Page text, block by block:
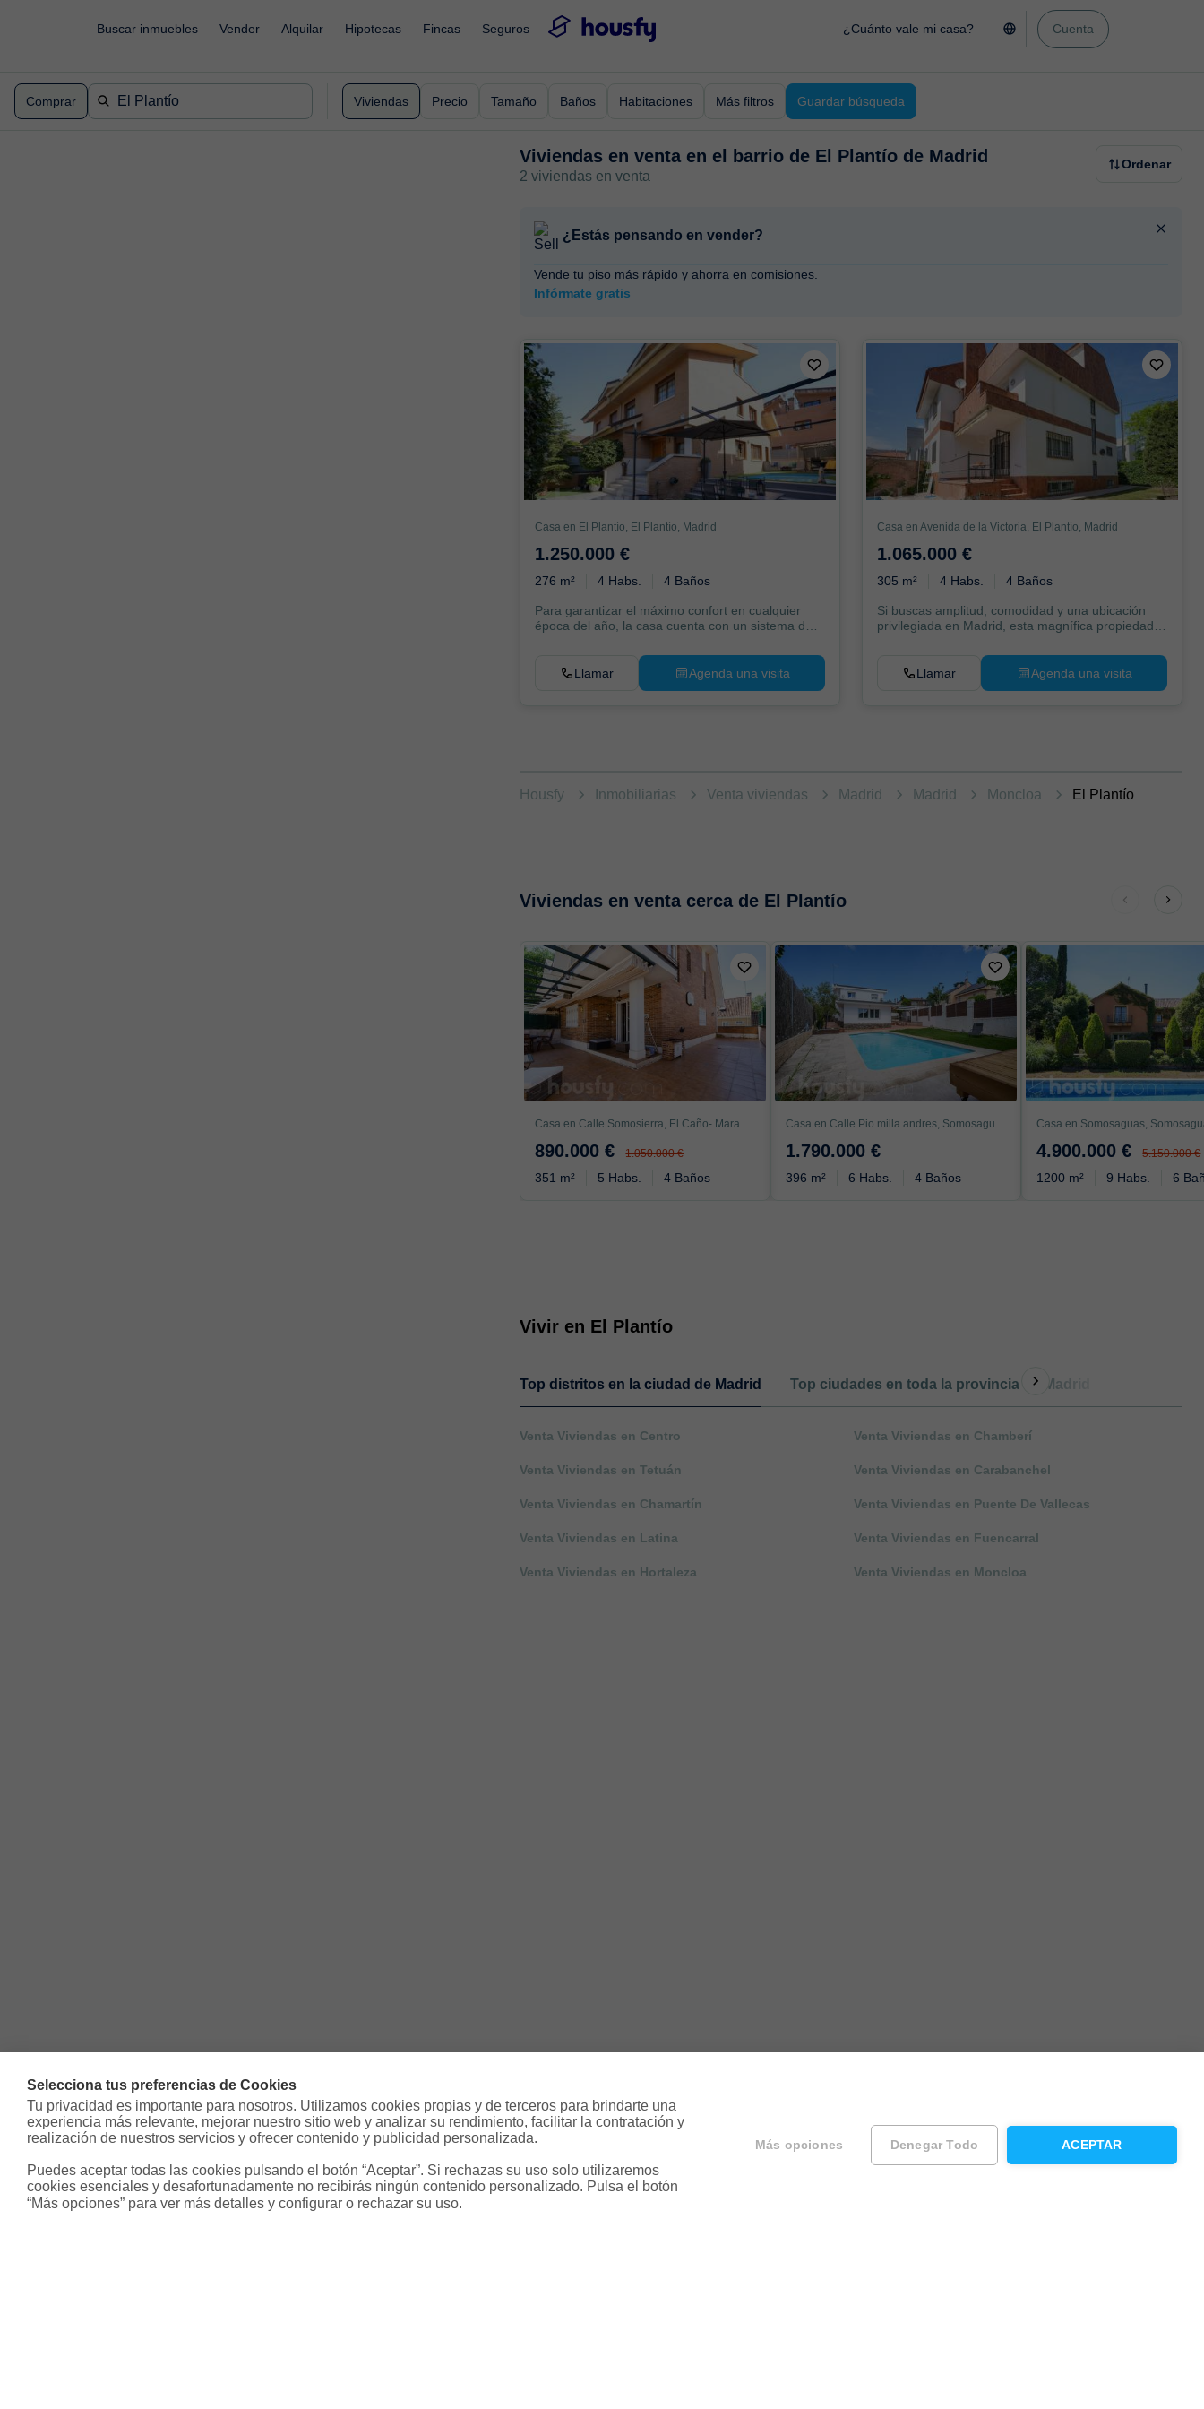
Selecciona tus preferencias de Cookies
Tu privacidad es importante para nosotros. Utilizamos cookies propias y de terceros para brindarte una
experiencia más relevante, mejorar nuestro sitio web y analizar su rendimiento, facilitar la contratación y
realización de nuestros servicios y ofrecer contenido y publicidad personalizada.
Puedes aceptar todas las cookies pulsando el botón “Aceptar”. Si rechazas su uso solo utilizaremos
cookies esenciales y desafortunadamente no recibirás ningún contenido personalizado. Pulsa el botón
“Más opciones” para ver más detalles y configurar o rechazar su uso.
Más opciones Denegar Todo ACEPTAR
Buscar inmuebles Vender Alquilar Hipotecas Fincas Seguros ¿Cuánto vale mi casa? Cuenta
Comprar Viviendas Precio Tamaño Baños Habitaciones Más filtros Guardar búsqueda
Viviendas en venta en el barrio de El Plantío de Madrid
2 viviendas en venta
Ordenar
¿Estás pensando en vender?
Vende tu piso más rápido y ahorra en comisiones.
Infórmate gratis
Casa en El Plantío, El Plantío, Madrid
1.250.000 €
276 m² 4 Habs. 4 Baños
Para garantizar el máximo confort en cualquier
época del año, la casa cuenta con un sistema de
Llamar Agenda una visita
Casa en Avenida de la Victoria, El Plantío, Madrid
1.065.000 €
305 m² 4 Habs. 4 Baños
Si buscas amplitud, comodidad y una ubicación
privilegiada en Madrid, esta magnífica propiedad
Llamar Agenda una visita
Housfy Inmobiliarias Venta viviendas Madrid Madrid Moncloa El Plantío
Viviendas en venta cerca de El Plantío
Casa en Calle Somosierra, El Caño- Maracaibo, Las Rozas de Madrid
890.000 € 1.050.000 €
351 m² 5 Habs. 4 Baños
Casa en Calle Pio milla andres, Somosaguas, Pozuelo de Alarcón
1.790.000 €
396 m² 6 Habs. 4 Baños
4.900.000 € 5.150.000 €
1200 m² 9 Habs. 6
Vivir en El Plantío
Top distritos en la ciudad de Madrid Top ciudades en toda la provincia de Madrid
Venta Viviendas en Centro Venta Viviendas en Chamberí
Venta Viviendas en Tetuán Venta Viviendas en Carabanchel
Venta Viviendas en Chamartín Venta Viviendas en Puente De Vallecas
Venta Viviendas en Latina Venta Viviendas en Fuencarral
Venta Viviendas en Hortaleza Venta Viviendas en Moncloa